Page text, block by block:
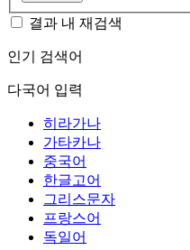
결과 내 재검색
인기 검색어
다국어 입력
히라가나
가타카나
중국어
한글고어
그리스문자
프랑스어
독일어